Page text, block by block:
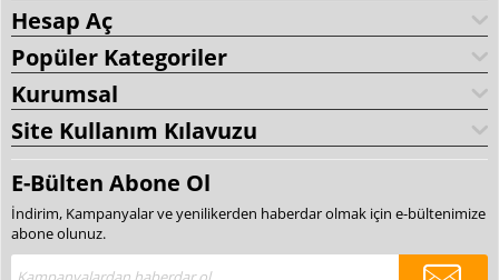
Hesap Aç
Popüler Kategoriler
Kurumsal
Site Kullanım Kılavuzu
E-Bülten Abone Ol
İndirim, Kampanyalar ve yenilikerden haberdar olmak için e-bültenimize
abone olunuz.